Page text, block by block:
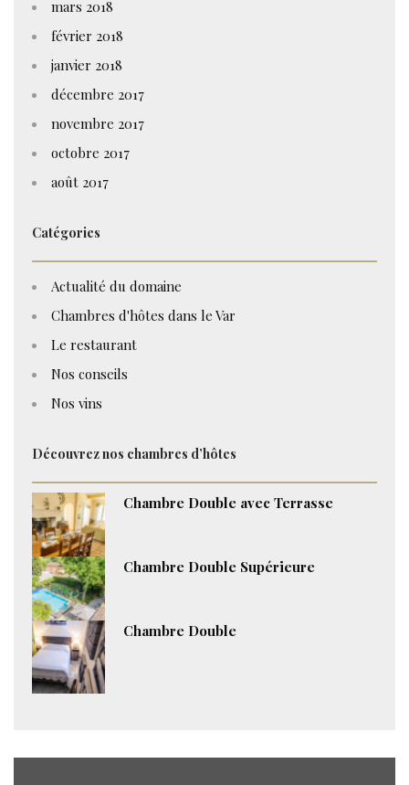
mars 2018
février 2018
janvier 2018
décembre 2017
novembre 2017
octobre 2017
août 2017
Catégories
Actualité du domaine
Chambres d'hôtes dans le Var
Le restaurant
Nos conseils
Nos vins
Découvrez nos chambres d’hôtes
Chambre Double avec Terrasse
Chambre Double Supérieure
Chambre Double